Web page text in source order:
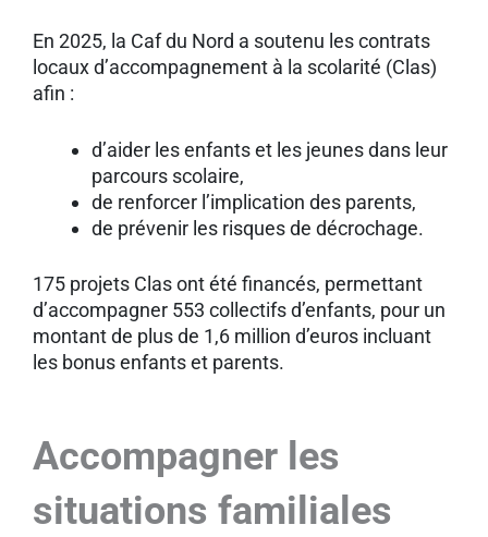
En 2025, la Caf du Nord a soutenu les contrats
locaux d’accompagnement à la scolarité (Clas)
afin :
d’aider les enfants et les jeunes dans leur
parcours scolaire,
de renforcer l’implication des parents,
de prévenir les risques de décrochage.
175 projets Clas ont été financés, permettant
d’accompagner 553 collectifs d’enfants, pour un
montant de plus de 1,6 million d’euros incluant
les bonus enfants et parents.
Accompagner les
situations familiales